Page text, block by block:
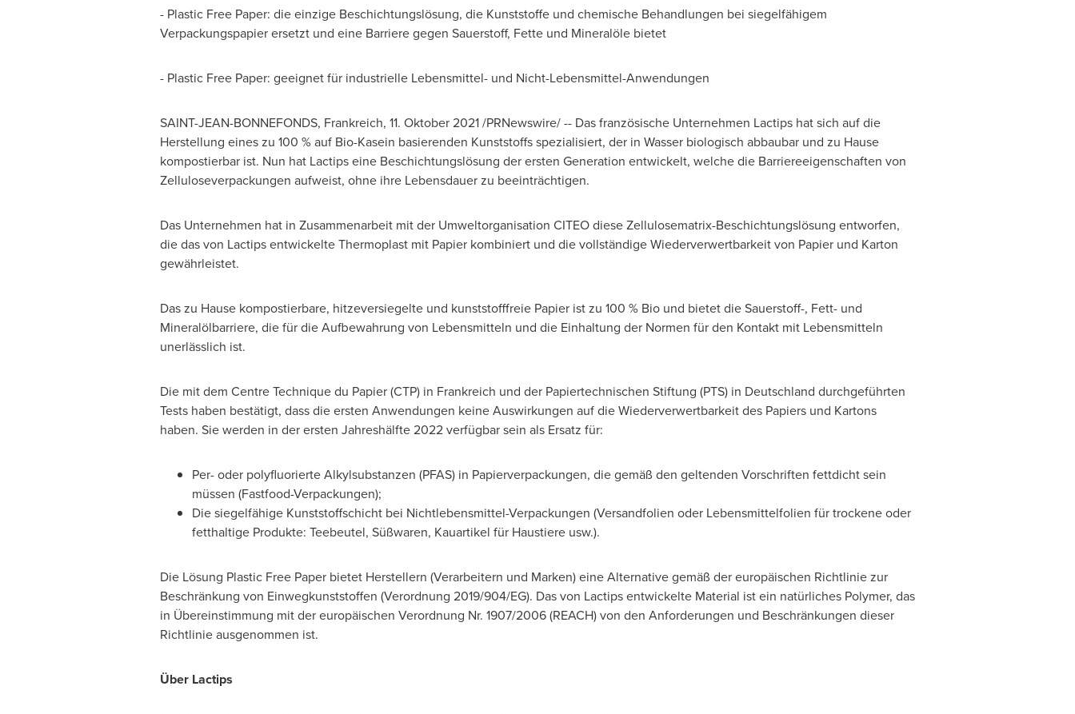
- Plastic Free Paper: die einzige Beschichtungslösung, die Kunststoffe und chemische Behandlungen bei siegelfähigem
Verpackungspapier ersetzt und eine Barriere gegen Sauerstoff, Fette und Mineralöle bietet
- Plastic Free Paper: geeignet für industrielle Lebensmittel- und Nicht-Lebensmittel-Anwendungen
SAINT-JEAN-BONNEFONDS, Frankreich, 11. Oktober 2021 /PRNewswire/ -- Das französische Unternehmen Lactips hat sich auf die
Herstellung eines zu 100 % auf Bio-Kasein basierenden Kunststoffs spezialisiert, der in Wasser biologisch abbaubar und zu Hause
kompostierbar ist. Nun hat Lactips eine Beschichtungslösung der ersten Generation entwickelt, welche die Barriereeigenschaften von
Zelluloseverpackungen aufweist, ohne ihre Lebensdauer zu beeinträchtigen.
Das Unternehmen hat in Zusammenarbeit mit der Umweltorganisation CITEO diese Zellulosematrix-Beschichtungslösung entworfen,
die das von Lactips entwickelte Thermoplast mit Papier kombiniert und die vollständige Wiederverwertbarkeit von Papier und Karton
gewährleistet.
Das zu Hause kompostierbare, hitzeversiegelte und kunststofffreie Papier ist zu 100 % Bio und bietet die Sauerstoff-, Fett- und
Mineralölbarriere, die für die Aufbewahrung von Lebensmitteln und die Einhaltung der Normen für den Kontakt mit Lebensmitteln
unerlässlich ist.
Die mit dem Centre Technique du Papier (CTP) in Frankreich und der Papiertechnischen Stiftung (PTS) in Deutschland durchgeführten
Tests haben bestätigt, dass die ersten Anwendungen keine Auswirkungen auf die Wiederverwertbarkeit des Papiers und Kartons
haben. Sie werden in der ersten Jahreshälfte 2022 verfügbar sein als Ersatz für:
Per- oder polyfluorierte Alkylsubstanzen (PFAS) in Papierverpackungen, die gemäß den geltenden Vorschriften fettdicht sein
müssen (Fastfood-Verpackungen);
Die siegelfähige Kunststoffschicht bei Nichtlebensmittel-Verpackungen (Versandfolien oder Lebensmittelfolien für trockene oder
fetthaltige Produkte: Teebeutel, Süßwaren, Kauartikel für Haustiere usw.).
Die Lösung Plastic Free Paper bietet Herstellern (Verarbeitern und Marken) eine Alternative gemäß der europäischen Richtlinie zur
Beschränkung von Einwegkunststoffen (Verordnung 2019/904/EG). Das von Lactips entwickelte Material ist ein natürliches Polymer, das
in Übereinstimmung mit der europäischen Verordnung Nr. 1907/2006 (REACH) von den Anforderungen und Beschränkungen dieser
Richtlinie ausgenommen ist.
Über Lactips